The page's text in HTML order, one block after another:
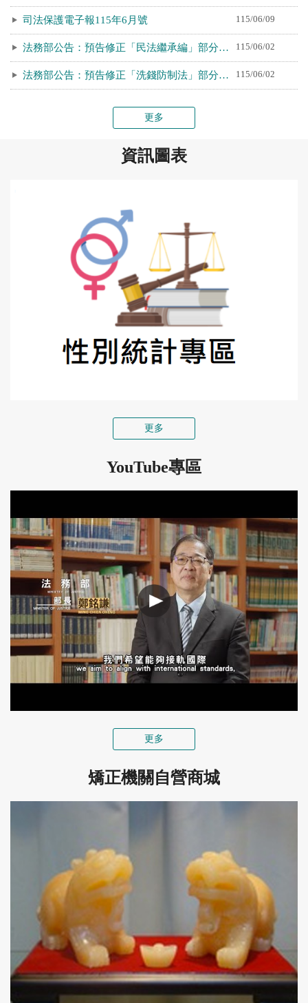
115/06/09
司法保護電子報115年6月號
115/06/02
法務部公告：預告修正「民法繼承編」部分條文。
115/06/02
法務部公告：預告修正「洗錢防制法」部分條文。
更多
資訊圖表
更多
YouTube專區
更多
矯正機關自營商城